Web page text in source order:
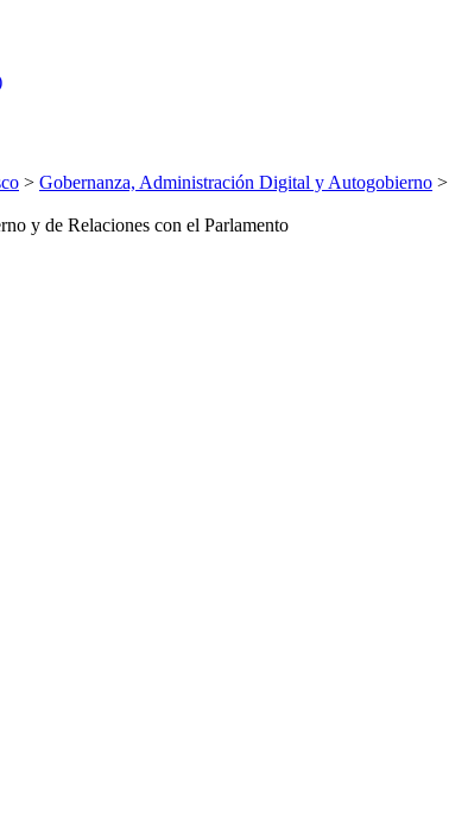
> Gobernanza, Administración Digital y Autogobierno >
y de Relaciones con el Parlamento